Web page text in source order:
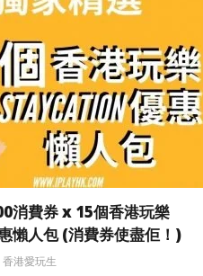
消費券 x 15個香港玩樂
人包 (消費券使盡佢！)
香港愛玩生